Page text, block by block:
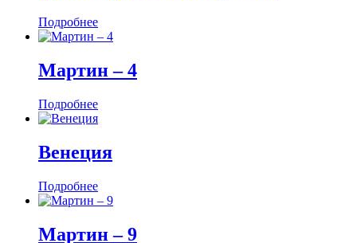
Подробнее
Мартин ‒ 4
Подробнее
Венеция
Подробнее
Мартин ‒ 9